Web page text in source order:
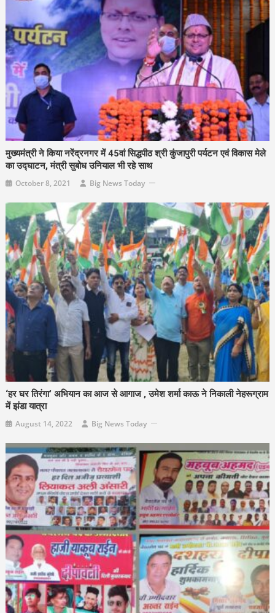
मुख्यमंत्री ने किया नरेंद्रनगर में 45वां सिद्धपीठ श्री कुंजापुरी पर्यटन एवं विकास मेले
का उद्घाटन, मंत्री सुबोध उनियाल भी रहे साथ
October 8, 2021 Big News Today
‘हर घर तिरंगा’ अभियान का आज से आगाज , उमेश शर्मा काऊ ने निकाली नेहरूग्राम
में झंडा यात्रा
August 14, 2022 Big News Today